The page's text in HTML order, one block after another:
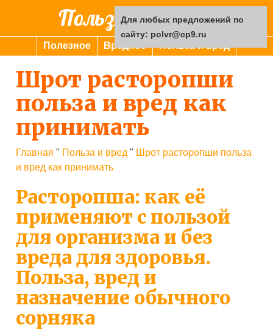
Польза или вред
Полезное Вредное Польза и вред
Шрот расторопши
польза и вред как
принимать
Главная " Польза и вред " Шрот расторопши польза
и вред как принимать
Расторопша: как её
применяют с пользой
для организма и без
вреда для здоровья.
Польза, вред и
назначение обычного
сорняка
Для любых предложений по
сайту: polvr@cp9.ru